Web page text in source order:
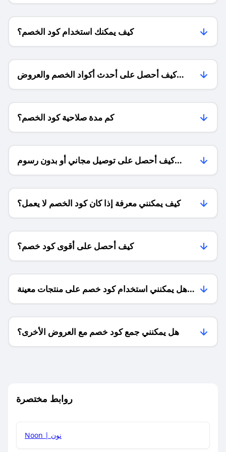
كيف يمكنك استخدام كود الخصم؟
كيف أحصل على أحدث أكواد الخصم والعروض
للمتاجر؟
كم مدة صلاحية كود الخصم؟
كيف أحصل على توصيل مجاني أو بدون رسوم
الشحن ؟
كيف يمكنني معرفة إذا كان كود الخصم لا يعمل؟
كيف أحصل على أقوى كود خصم؟
هل يمكنني استخدام كود خصم على منتجات معينة
فقط؟
هل يمكنني جمع كود خصم مع العروض الأخرى؟
روابط مختصرة
Noon | نون